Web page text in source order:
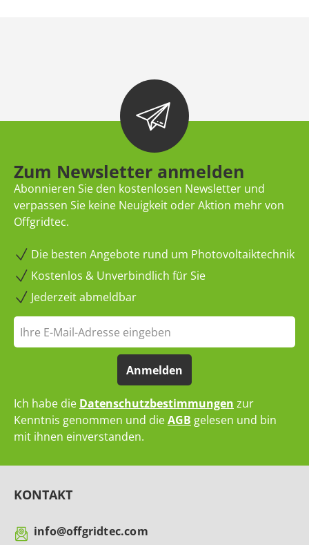
Zum Newsletter anmelden
Abonnieren Sie den kostenlosen Newsletter und
verpassen Sie keine Neuigkeit oder Aktion mehr von
Offgridtec.
Die besten Angebote rund um Photovoltaiktechnik
Kostenlos & Unverbindlich für Sie
Jederzeit abmeldbar
Anmelden
Ich habe die Datenschutzbestimmungen zur
Kenntnis genommen und dieAGB gelesen und bin
mit ihnen einverstanden.
KONTAKT
info@offgridtec.com